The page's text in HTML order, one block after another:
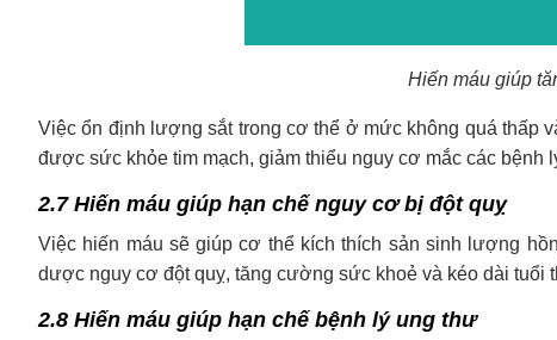
Hiến máu giúp
Việc ổn định lượng sắt trong cơ thể ở mức không quá thấp
được sức khỏe tim mạch, giảm thiểu nguy cơ mắc các bệnh
2.7 Hiến máu giúp hạn chế nguy cơ bị đột quỵ
Việc hiến máu sẽ giúp cơ thể kích thích sản sinh lượng
dược nguy cơ đột quỵ, tăng cường sức khoẻ và kéo dài tuổi
2.8 Hiến máu giúp hạn chế bệnh lý ung thư